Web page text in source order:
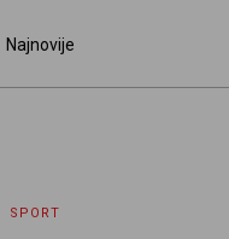
Najnovije
SPORT